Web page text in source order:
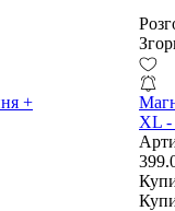
+
XL -